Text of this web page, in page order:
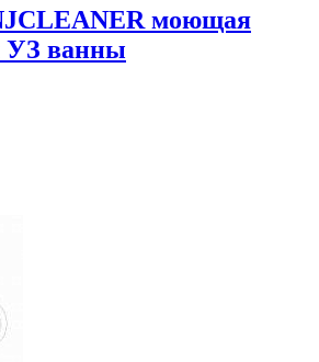
моющая
УЗ ванны